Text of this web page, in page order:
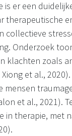
is er een
therapeutische
collectieve
Onderzoek
klachten zoals
et al.,
mensen
et al., 2021).
in therapie, met